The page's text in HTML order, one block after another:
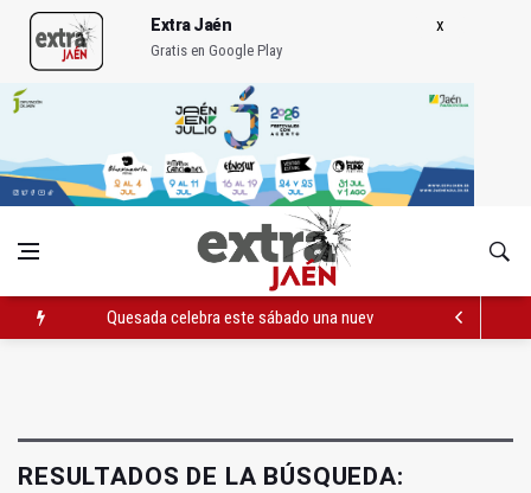
Extra Jaén
Gratis en Google Play
Quesada celebra este sábado una nueva jornada de Orgullo
RESULTADOS DE LA BÚSQUEDA: